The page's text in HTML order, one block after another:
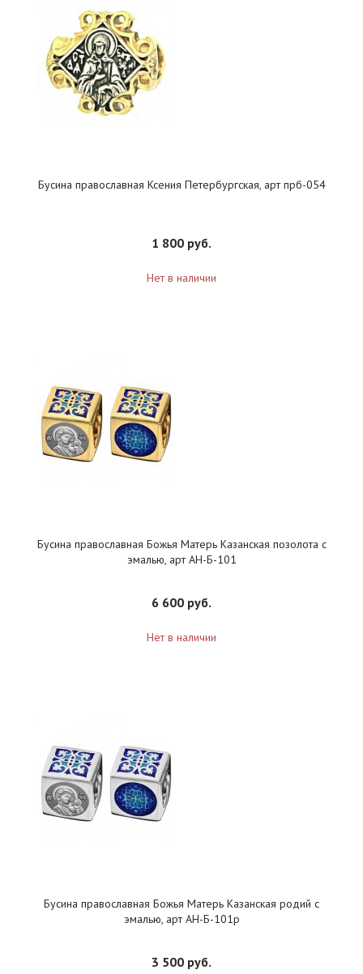
Бусина православная Ксения Петербургская, арт прб-054
1 800 руб.
Нет в наличии
Бусина православная Божья Матерь Казанская позолота с
эмалью, арт АН-Б-101
6 600 руб.
Нет в наличии
Бусина православная Божья Матерь Казанская родий с
эмалью, арт АН-Б-101р
3 500 руб.